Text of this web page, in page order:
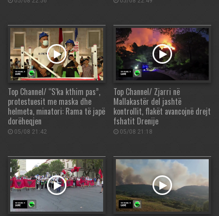
Top Channel/ “S’ka kthim pas”,
protestuesit me maska dhe
helmeta, minatori: Rama të japë
dorëheqjen
05/08 21:42
Top Channel/ Zjarri në
Mallakastër del jashtë
kontrollit, flakët avancojnë drejt
fshatit Drenije
05/08 21:18